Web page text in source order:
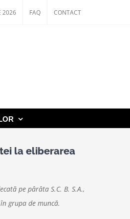
2026 FAQ CONTACT
la eliberarea
pe pârâta S.C. B. S.A.,
grupa de muncă.